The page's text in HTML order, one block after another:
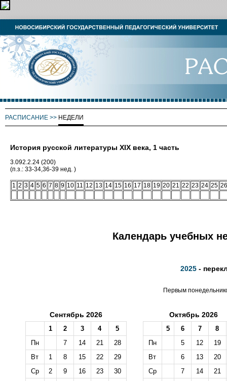
РАСПИСАНИЕ >> НЕДЕЛИ
История русской литературы XIX века, 1 часть
3.092.2.24 (200)
(п.з.: 33-34,36-39 нед. )
1 2 3 4 5 6 7 8 9 10 11 12 13 14 15 16 17 18 19 20 21 22 23 24 25 26
Календарь учебных
2025 -
Первым
Сентябрь 2026
1 2 3 4
5
Пн
7 14 21
28
Вт
1 8 15 22
29
Ср
2 9 16 23
30
Октябрь 2026
5 6 7
8
Пн
5 12
19
Вт
6 13
20
Ср
7 14
21